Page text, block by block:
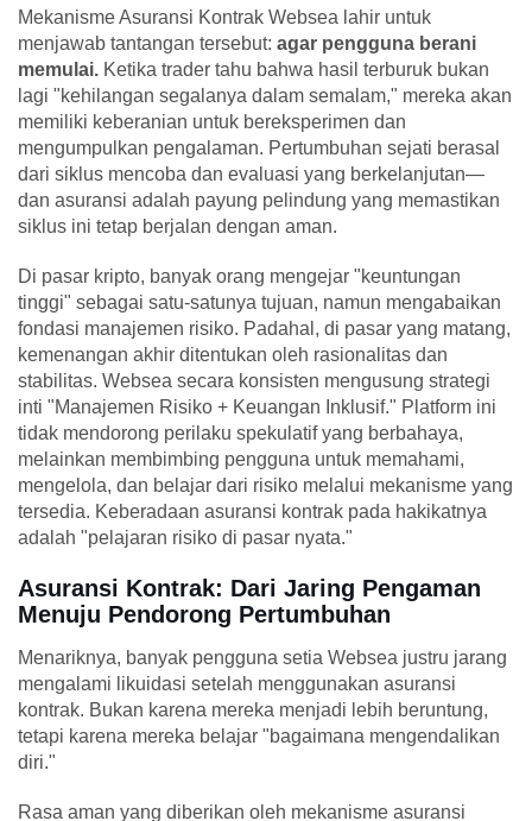
Mekanisme Asuransi Kontrak Websea lahir untuk
menjawab tantangan tersebut: agar pengguna berani
memulai. Ketika trader tahu bahwa hasil terburuk bukan
lagi "kehilangan segalanya dalam semalam," mereka akan
memiliki keberanian untuk bereksperimen dan
mengumpulkan pengalaman. Pertumbuhan sejati berasal
dari siklus mencoba dan evaluasi yang berkelanjutan—
dan asuransi adalah payung pelindung yang memastikan
siklus ini tetap berjalan dengan aman.
Di pasar kripto, banyak orang mengejar "keuntungan
tinggi" sebagai satu-satunya tujuan, namun mengabaikan
fondasi manajemen risiko. Padahal, di pasar yang matang,
kemenangan akhir ditentukan oleh rasionalitas dan
stabilitas. Websea secara konsisten mengusung strategi
inti "Manajemen Risiko + Keuangan Inklusif." Platform ini
tidak mendorong perilaku spekulatif yang berbahaya,
melainkan membimbing pengguna untuk memahami,
mengelola, dan belajar dari risiko melalui mekanisme yang
tersedia. Keberadaan asuransi kontrak pada hakikatnya
adalah "pelajaran risiko di pasar nyata."
Asuransi Kontrak: Dari Jaring Pengaman
Menuju Pendorong Pertumbuhan
Menariknya, banyak pengguna setia Websea justru jarang
mengalami likuidasi setelah menggunakan asuransi
kontrak. Bukan karena mereka menjadi lebih beruntung,
tetapi karena mereka belajar "bagaimana mengendalikan
diri."
Rasa aman yang diberikan oleh mekanisme asuransi